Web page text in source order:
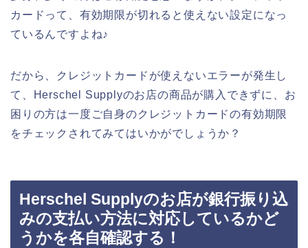
カードって、有効期限が切れると使えない設定になっ
ているんですよね♪
だから、クレジットカードが使えないエラーが発生し
て、Herschel Supplyのお店の商品が購入できずに、お
困りの方は一度ご自身のクレジットカードの有効期限
をチェックされてみてはいかがでしょうか？
Herschel Supplyのお店が銀行振り込
みの支払い方法に対応しているかど
うかを各自確認する！